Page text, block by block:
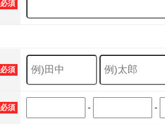
必須
必須
必須 - -